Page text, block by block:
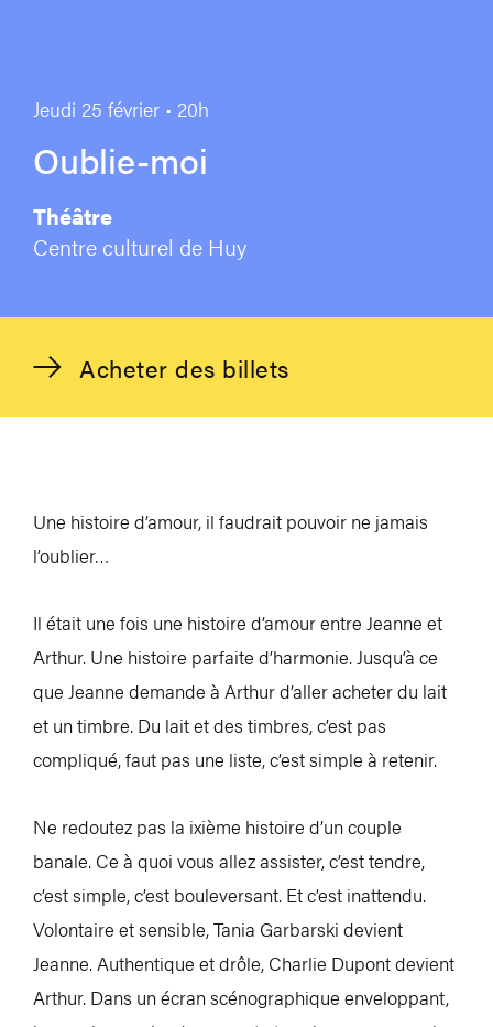
Jeudi 25 février • 20h
Oublie-moi
Théâtre
Centre culturel de Huy
Acheter des billets
Une histoire d’amour, il faudrait pouvoir ne jamais
l’oublier…
Il était une fois une histoire d’amour entre Jeanne et
Arthur. Une histoire parfaite d’harmonie. Jusqu’à ce
que Jeanne demande à Arthur d’aller acheter du lait
et un timbre. Du lait et des timbres, c’est pas
compliqué, faut pas une liste, c’est simple à retenir.
Ne redoutez pas la ixième histoire d’un couple
banale. Ce à quoi vous allez assister, c’est tendre,
c’est simple, c’est bouleversant. Et c’est inattendu.
Volontaire et sensible, Tania Garbarski devient
Jeanne. Authentique et drôle, Charlie Dupont devient
Arthur. Dans un écran scénographique enveloppant,